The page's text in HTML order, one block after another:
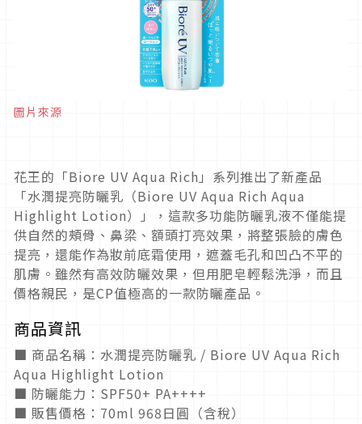
圖片來源
花王的「Biore UV Aqua Rich」系列推出了新產品
「水潤提亮防曬乳（Biore UV Aqua Rich Aqua
Highlight Lotion）」，這款多功能防曬乳液不僅能提
供自然的頰骨、鼻梁、額頭打亮效果，將整張臉的膚色
提亮，還能作為妝前底霜使用，遮蓋毛孔和凹凸不平的
肌膚。雖然有高效防曬效果，但用肥皂輕鬆洗淨，而且
價格親民，是CP值極高的一款防曬產品。
商品資訊
■ 商品名稱：水潤提亮防曬乳 / Biore UV Aqua Rich
Aqua Highlight Lotion
■ 防曬能力：SPF50+ PA++++
■ 販售價格：70ml 968日圓（含稅）